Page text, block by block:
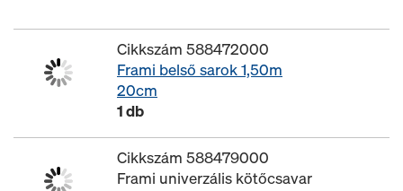
Cikkszám 588472000
Frami belső sarok 1,50m
20cm
1 db
Cikkszám 588479000
Frami univerzális kötőcsavar